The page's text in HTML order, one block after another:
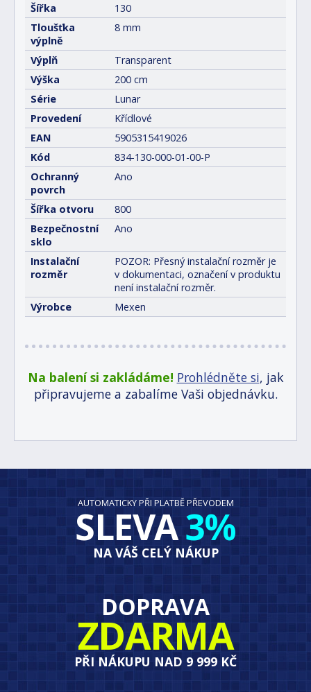
Šířka
130
Tloušťka
výplně
8 mm
Výplň
Transparent
Výška
200 cm
Série
Lunar
Provedení
Křídlové
EAN
5905315419026
Kód
834-130-000-01-00-P
Ochranný
povrch
Ano
Šířka otvoru
800
Bezpečnostní
sklo
Ano
Instalační
rozměr
POZOR: Přesný instalační rozměr je
v dokumentaci, označení v produktu
není instalační rozměr.
Výrobce
Mexen
Na balení si zakládáme! Prohlédněte si, jak
připravujeme a zabalíme Vaši objednávku.
AUTOMATICKY PŘI PLATBĚ PŘEVODEM
SLEVA3%
NA VÁŠ CELÝ NÁKUP
DOPRAVA
ZDARMA
PŘI NÁKUPU NAD 9 999 KČ